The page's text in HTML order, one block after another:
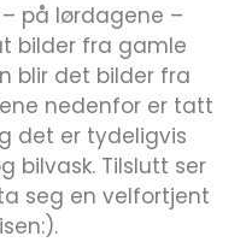
på lørdagene –
bilder fra gamle
blir det bilder fra
nedenfor er tatt
det er tydeligvis
bilvask. Tilslutt ser
seg en velfortjent